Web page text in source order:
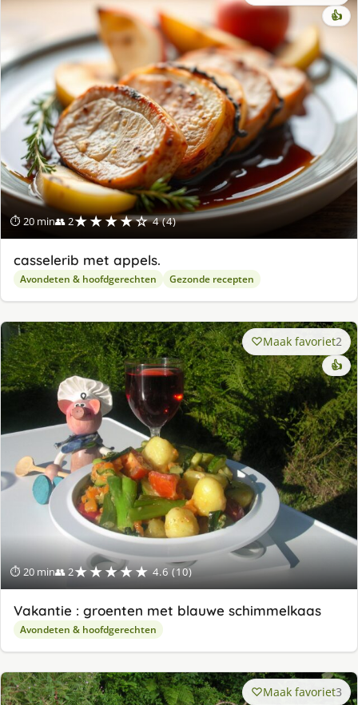
⏱ 20 min👥 2★★★★☆ 4 (4)
👍
casselerib met appels.
Avondeten & hoofdgerechten Gezonde recepten
⏱ 20 min👥 2★★★★★ 4.6 (10)
Maak favoriet2
👍
Vakantie : groenten met blauwe schimmelkaas
Avondeten & hoofdgerechten
Maak favoriet3